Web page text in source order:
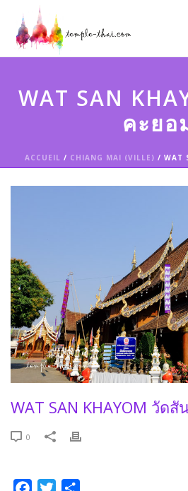
WAT SAN
คะยอ
ACCUEIL / CHIANG MAI (VILLE) / WAT
WAT SAN KHAYOM วัด
0